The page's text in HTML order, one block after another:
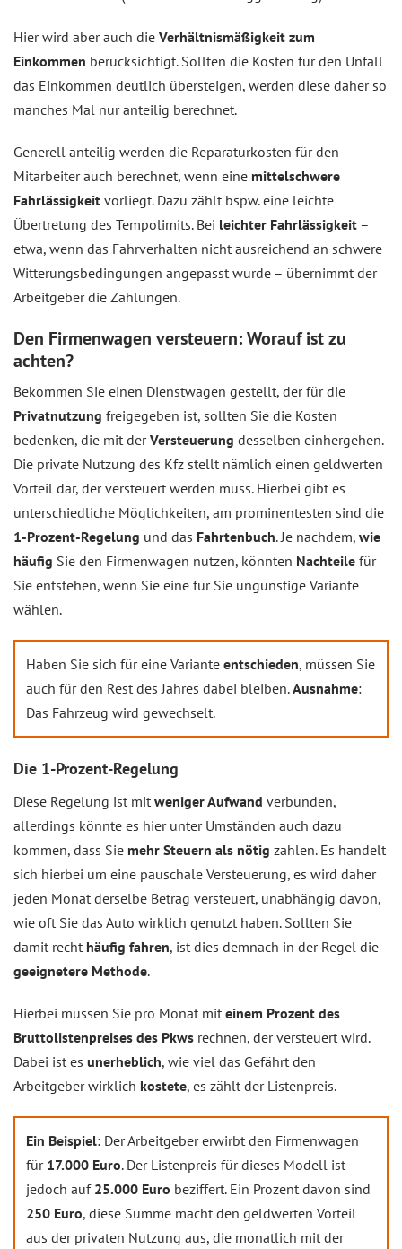
Hier wird aber auch die Verhältnismäßigkeit zum
Einkommen berücksichtigt. Sollten die Kosten für den Unfall
das Einkommen deutlich übersteigen, werden diese daher so
manches Mal nur anteilig berechnet.
Generell anteilig werden die Reparaturkosten für den
Mitarbeiter auch berechnet, wenn eine mittelschwere
Fahrlässigkeit vorliegt. Dazu zählt bspw. eine leichte
Übertretung des Tempolimits. Bei leichter Fahrlässigkeit –
etwa, wenn das Fahrverhalten nicht ausreichend an schwere
Witterungsbedingungen angepasst wurde – übernimmt der
Arbeitgeber die Zahlungen.
Den Firmenwagen versteuern: Worauf ist zu
achten?
Bekommen Sie einen Dienstwagen gestellt, der für die
Privatnutzung freigegeben ist, sollten Sie die Kosten
bedenken, die mit derVersteuerung desselben einhergehen.
Die private Nutzung des Kfz stellt nämlich einen geldwerten
Vorteil dar, der versteuert werden muss. Hierbei gibt es
unterschiedliche Möglichkeiten, am prominentesten sind die
1-Prozent-Regelung und das Fahrtenbuch. Je nachdem, wie
häufig Sie den Firmenwagen nutzen, könnten Nachteile für
Sie entstehen, wenn Sie eine für Sie ungünstige Variante
wählen.
Haben Sie sich für eine Variante entschieden, müssen Sie
auch für den Rest des Jahres dabei bleiben.Ausnahme:
Das Fahrzeug wird gewechselt.
Die 1-Prozent-Regelung
Diese Regelung ist mit weniger Aufwand verbunden,
allerdings könnte es hier unter Umständen auch dazu
kommen, dass Sie mehr Steuern als nötig zahlen. Es handelt
sich hierbei um eine pauschale Versteuerung, es wird daher
jeden Monat derselbe Betrag versteuert, unabhängig davon,
wie oft Sie das Auto wirklich genutzt haben. Sollten Sie
damit recht häufig fahren, ist dies demnach in der Regel die
geeignetere Methode.
Hierbei müssen Sie pro Monat mit einem Prozent des
Bruttolistenpreises des Pkws rechnen, der versteuert wird.
Dabei ist es unerheblich, wie viel das Gefährt den
Arbeitgeber wirklich kostete, es zählt der Listenpreis.
Ein Beispiel: Der Arbeitgeber erwirbt den Firmenwagen
für 17.000 Euro. Der Listenpreis für dieses Modell ist
jedoch auf 25.000 Euro beziffert. Ein Prozent davon sind
250 Euro, diese Summe macht den geldwerten Vorteil
aus der privaten Nutzung aus, die monatlich mit der